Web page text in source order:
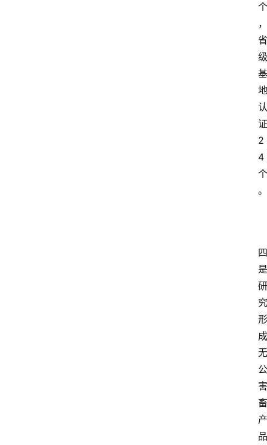
个
，
省
级
基
地
认
证
2
4
个
。
四
是
研
究
形
成
无
公
害
畜
产
品